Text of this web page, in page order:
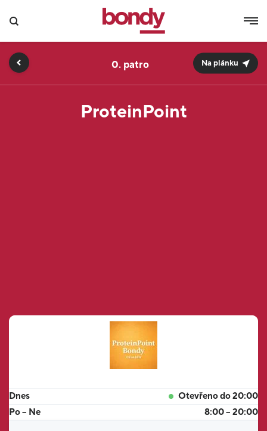
ProteinPoint
0. Na plánku
Dnes
Otevřeno do 20:00
Po – Ne
8:00 – 20:00